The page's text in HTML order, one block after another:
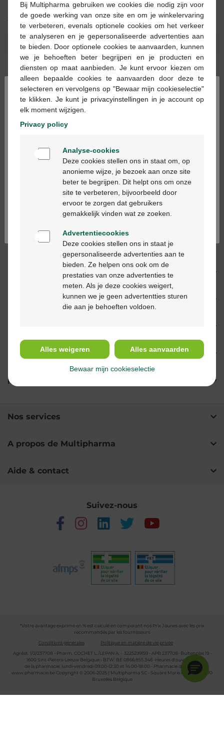
4,25 €
Commander Réserver
En stock en ligne
- + Ajouter au panier
Quantité max. = 12
le jour ouvrable suivant
gratuitedans votre pharmacie Multipharma
Livraison à domicilegratuite à partir de 55 €
sécurisé
Service clientèlepar chat ouformulaire de contact
Description du produit
Usage
Ingrédients
Nos services
A propos de Multipharma
Aide & contact
Suivez-nous
*Votre avantage exprimé en % est calculé en comparant nos Prix Jaunes avec les prix
recommandés par les fournisseurs
Conditions générales
Politique en matière de vie privée
Agréat. 1/2/237708 - Pharm. COCHET L./LEPAN A. - 3225299159 - APB 237708- Buitenplas 19 -
1600 Sint-Pieters-Leeuw Belgique - BTW: BE 0866.855.346 -Heures d'ouverture
de la pharmacie: lundi-vendredi 09:00-12:30 et 14:00-18:00 - Pharmacie de garde :
www.pharmacie.beCopyright © 2006-2025 | Multipharma SC - Square Marie Curie 30 - 1070
Bruxelles Belgique
×
Bienvenue
Ga verder in het nederlands
Continuez en français
Bij Multipharma gebruiken we cookies die nodig zijn voor
de goede werking van onze site en om je winkelervaring
te verbeteren, evenals optionele cookies om het verkeer
te analyseren en je gepersonaliseerde advertenties aan
te bieden. Door optionele cookies te aanvaarden, kunnen
we je behoeften beter begrijpen en je producten en
diensten op maat aanbieden. Je kunt ervoor kiezen om
alleen bepaalde cookies te aanvaarden door deze te
selecteren en vervolgens op "Bewaar mijn cookieselectie"
te klikken. Je kunt je privacyinstellingen in je account op
elk moment wijzigen.
Privacy policy
Analyse-cookies
Deze cookies stellen ons in staat om, op
anonieme wijze, je bezoek aan onze site
beter te begrijpen. Dit helpt ons om onze
site te verbeteren, bijvoorbeeld door
ervoor te zorgen dat gebruikers
gemakkelijk vinden wat ze zoeken.
Advertentiecookies
Deze cookies stellen ons in staat je
gepersonaliseerde advertenties aan te
bieden. Ze helpen ons ook om de
prestaties van onze advertenties te
meten. Als je deze cookies weigert,
kunnen we je geen advertentties sturen
die aan je behoeften voldoen.
Alles weigeren Alles aanvaarden
Bewaar mijn cookieselectie